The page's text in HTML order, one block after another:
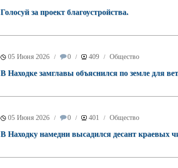
Голосуй за проект благоустройства.
05 Июня 2026 / 0 / 409 / Общество
В Находке замглавы объяснился по земле для
05 Июня 2026 / 0 / 401 / Общество
В Находку намедни высадился десант краевых